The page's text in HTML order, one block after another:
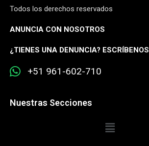
Todos los derechos reservados
ANUNCIA CON NOSOTROS
¿TIENES UNA DENUNCIA? ESCRÍBENOS
+51 961-602-710
Nuestras Secciones